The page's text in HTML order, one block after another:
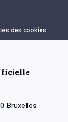
des cookies
Bruxelles